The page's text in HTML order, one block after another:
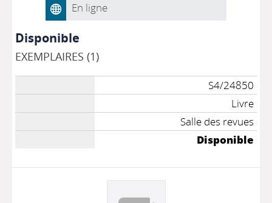
En ligne
Disponible
EXEMPLAIRES (1)
S4/24850
Livre
Salle des revues
Disponible